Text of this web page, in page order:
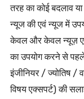
तरह का कोई बदलाव या
न्यूज की एवं न्यूज में
केवल और केवल न्यूज़
का उपयोग करने से
इंजीनियर / ज्योतिष /
विषय एक्सपर्ट) की